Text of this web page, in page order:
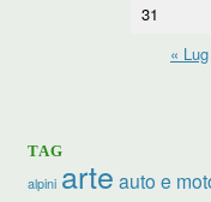
31
« Lug
TAG
alpini arte auto e